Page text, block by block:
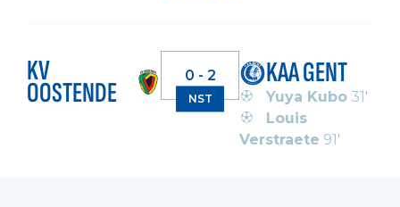
KV
OOSTENDE
0 - 2
NST
KAA GENT
Yuya Kubo 31'
Louis
Verstraete 91'